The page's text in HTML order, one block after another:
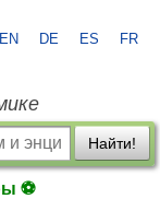
EN DE ES FR
Найти!
⚽